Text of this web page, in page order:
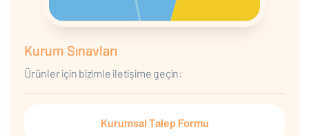
Kurum Sınavları
Ürünler için bizimle iletişime geçin:
Kurumsal Talep Formu